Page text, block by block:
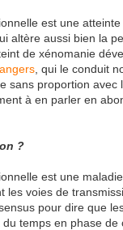
est une
altère aussi bien la
de xénomanie
, qui le conduit
sans proportion avec
à en parler en
?
est une
les voies de
pour dire que
temps en phase de